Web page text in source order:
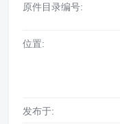
原件目录编号:
位置:
发布于: